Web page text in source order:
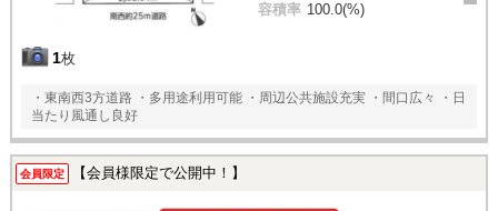
1枚
容積率 100.0(%)
・東南西3方道路 ・多用途利用可能 ・周辺公共施設充実 ・間口広々 ・日
当たり風通し良好
会員限定 【会員様限定で公開中！】